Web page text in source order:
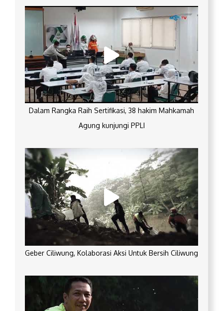
Dalam Rangka Raih Sertifikasi, 38 hakim Mahkamah
Agung kunjungi PPLI
Geber Ciliwung, Kolaborasi Aksi Untuk Bersih Ciliwung